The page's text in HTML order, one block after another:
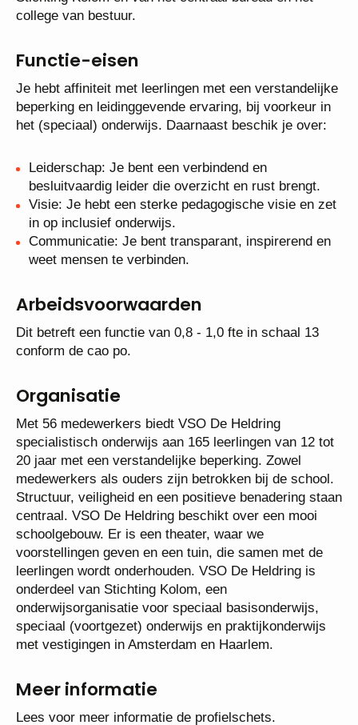
van collega-directeuren binnen Stichting Kolom en
Functie-eisen
Je hebt affiniteit met leerlingen met een
verstandelijke beperking en leidinggevende ervaring,
beschik je over:
Leiderschap: Je bent een verbindend en
besluitvaardig leider die overzicht en rust brengt.
Visie: Je hebt een sterke pedagogische visie en
zet in op inclusief onderwijs.
en weet mensen te verbinden.
Arbeidsvoorwaarden
conform de cao po.
Organisatie
Met 56 medewerkers biedt VSO De Heldring
specialistisch onderwijs aan 165 leerlingen van 12
tot 20 jaar met een verstandelijke beperking. Zowel
medewerkers als ouders zijn betrokken bij de
school. Structuur, veiligheid en een positieve
benadering staan centraal. VSO De Heldring
beschikt over een mooi schoolgebouw. Er is een
theater, waar we voorstellingen geven en een tuin,
die samen met de leerlingen wordt
onderhouden. VSO De Heldring is onderdeel van
Stichting Kolom, een onderwijsorganisatie voor
onderwijs en praktijkonderwijs met vestigingen in
Amsterdam en Haarlem.